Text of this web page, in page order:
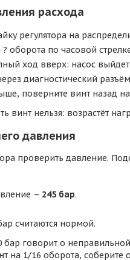
расхода
регулятора на
? оборота по часовой
ход вверх: насос
диагностический
поверните винт назад
винт нельзя: возрастёт
давления
проверить давление.
– 245 бар.
считаются нормой.
говорит о
на 1/16 оборота, соберите